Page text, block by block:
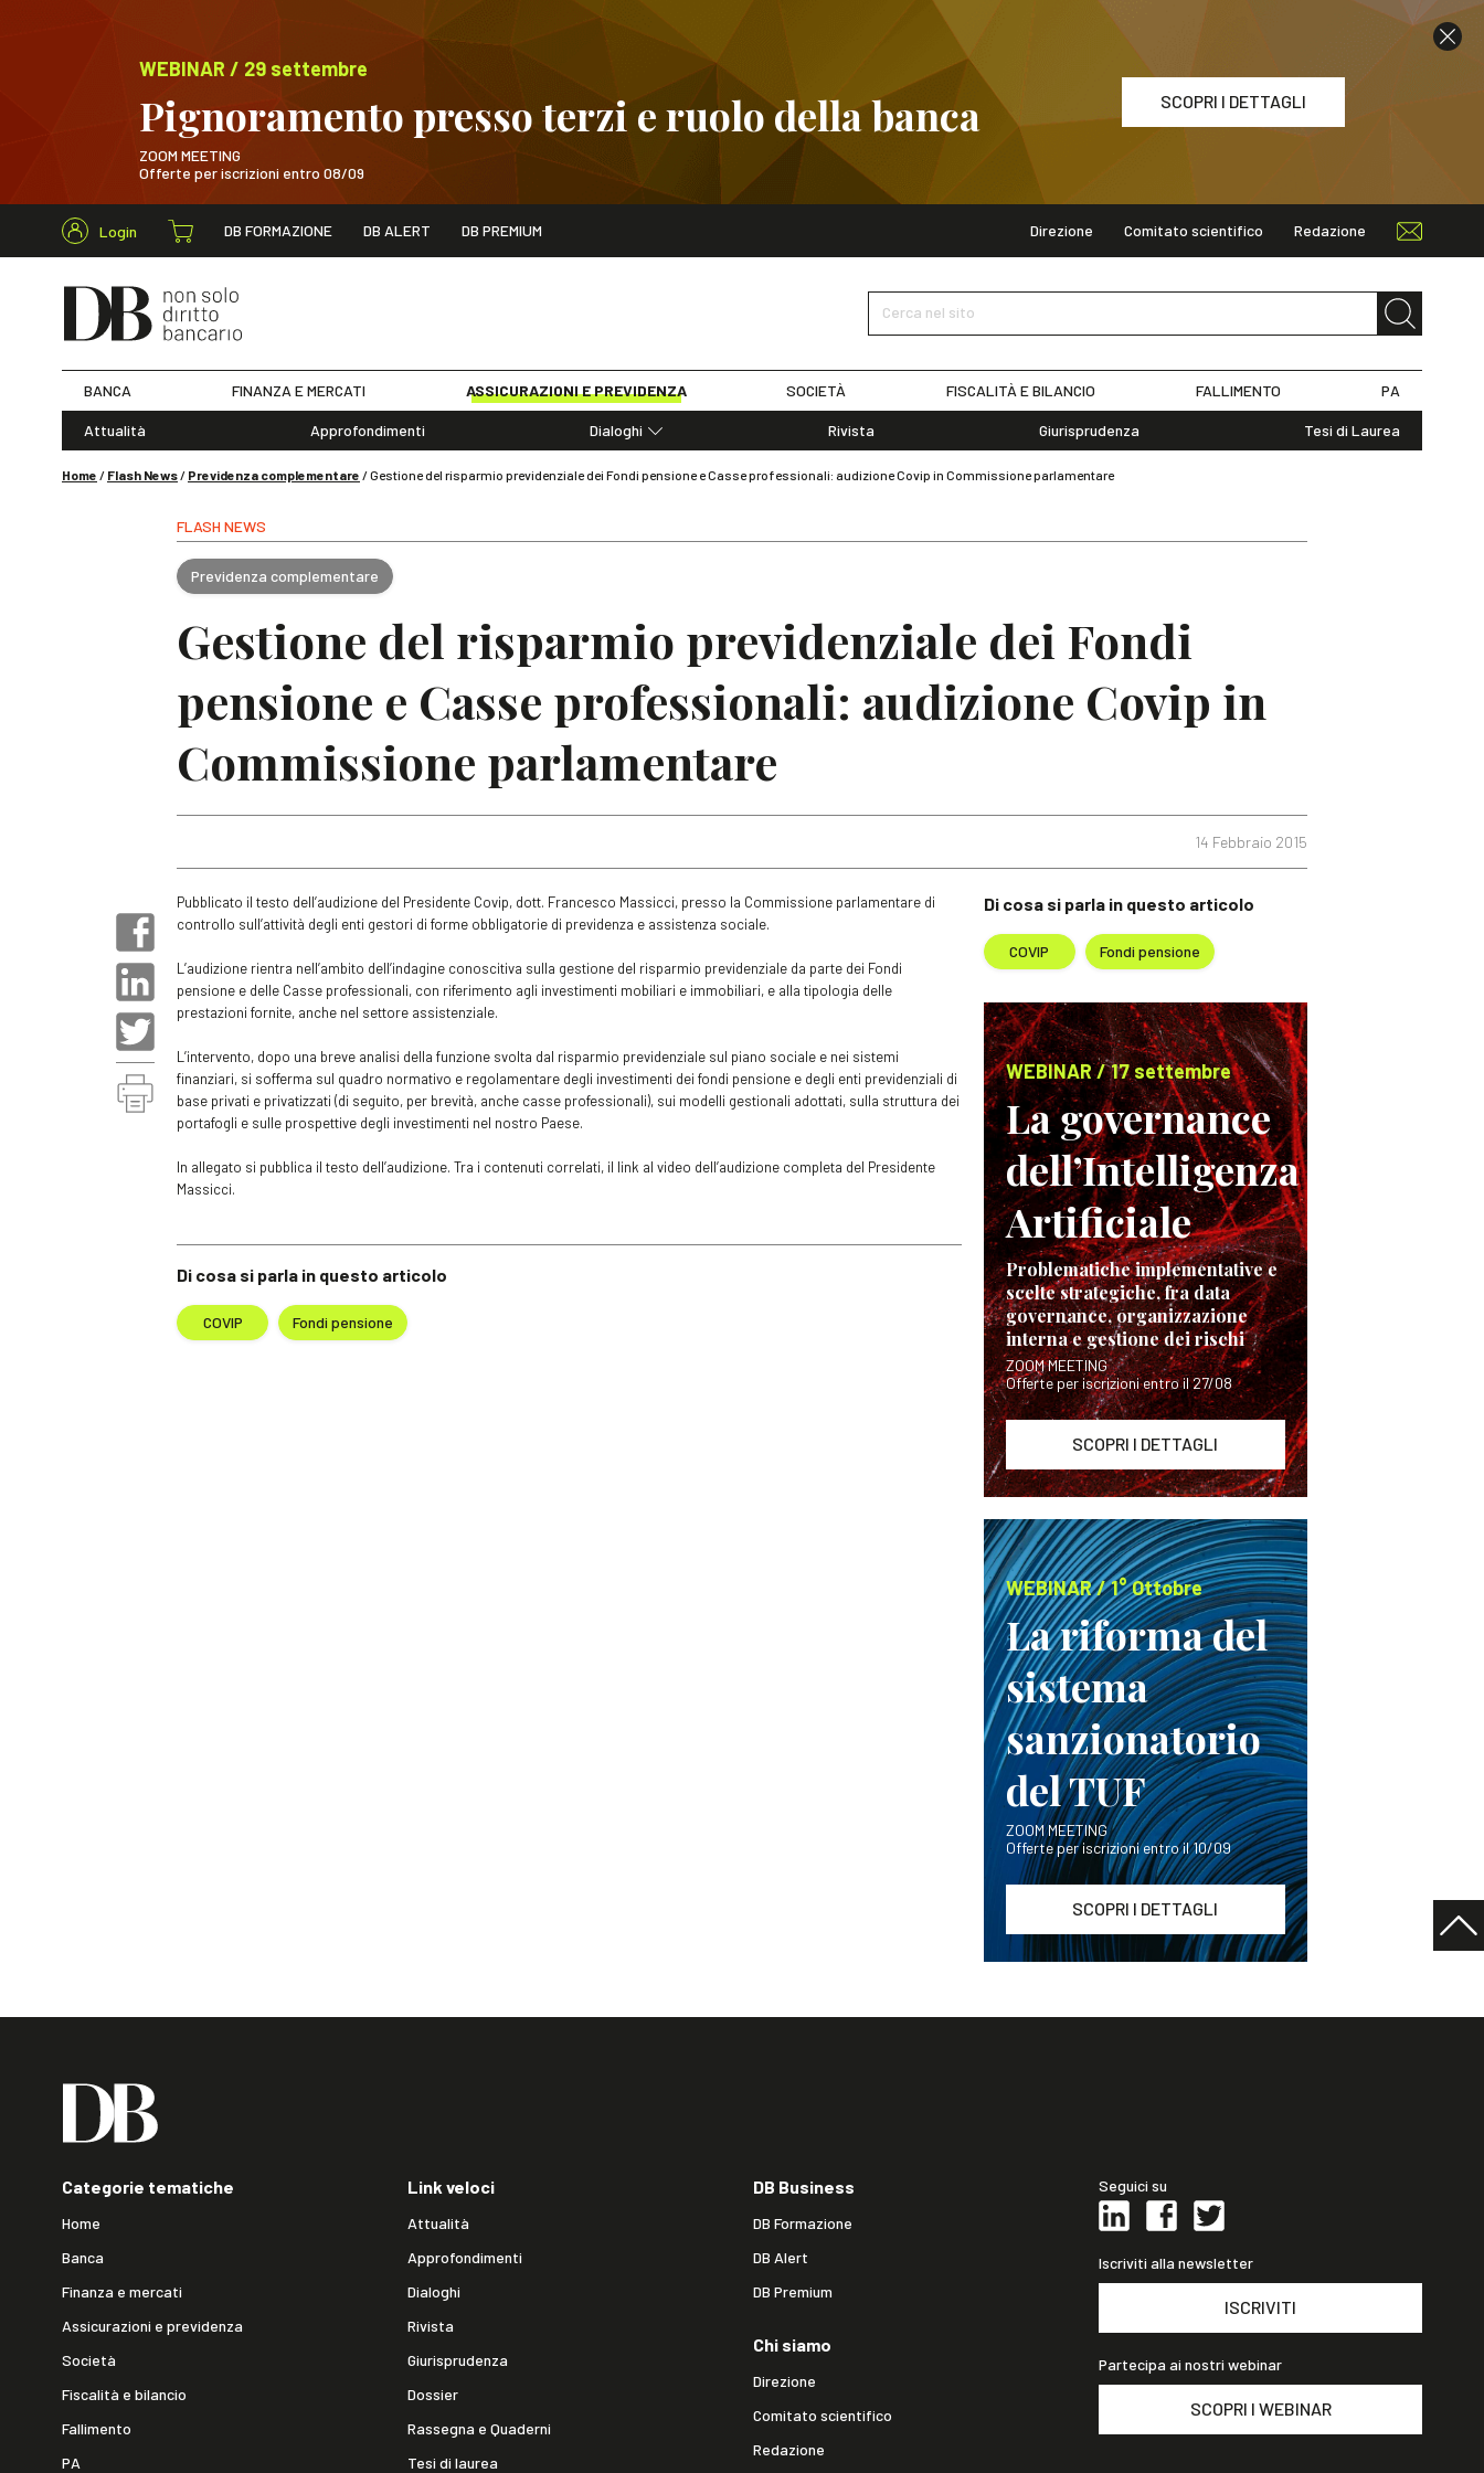
WEBINAR / 29 settembre
Pignoramento presso terzi e ruolo della banca
ZOOM MEETING
Offerte per iscrizioni entro 08/09
SCOPRI I DETTAGLI
WEBINAR / 29 settembre SCOPRI I DETTAGLI
Login DB FORMAZIONE DB ALERT DB PREMIUM Direzione Comitato scientifico Redazione
Cerca nel sito
Cerca nel sito
BANCA FINANZA E MERCATI ASSICURAZIONI E PREVIDENZA SOCIETÀ FISCALITÀ E BILANCIO FALLIMENTO PA
Attualità Approfondimenti
Dialoghi
Rivista Giurisprudenza Tesi di Laurea
Home / Flash News/ Previdenza complementare /Gestione del risparmio previdenziale dei Fondi pensione e Casse professionali: audizione Covip in Commissione parlamentare
FLASH NEWS
Previdenza complementare
Gestione del risparmio previdenziale dei Fondi
pensione e Casse professionali: audizione Covip in
Commissione parlamentare
14 Febbraio 2015
Di cosa si parla in questo articolo
COVIP Fondi pensione
Pubblicato il testo dell’audizione del Presidente Covip, dott. Francesco Massicci, presso la Commissione parlamentare di
controllo sull’attività degli enti gestori di forme obbligatorie di previdenza e assistenza sociale.
L’audizione rientra nell’ambito dell’indagine conoscitiva sulla gestione del risparmio previdenziale da parte dei Fondi
pensione e delle Casse professionali, con riferimento agli investimenti mobiliari e immobiliari, e alla tipologia delle
prestazioni fornite, anche nel settore assistenziale.
L’intervento, dopo una breve analisi della funzione svolta dal risparmio previdenziale sul piano sociale e nei sistemi
finanziari, si sofferma sul quadro normativo e regolamentare degli investimenti dei fondi pensione e degli enti previdenziali di
base privati e privatizzati (di seguito, per brevità, anche casse professionali), sui modelli gestionali adottati, sulla struttura dei
portafogli e sulle prospettive degli investimenti nel nostro Paese.
In allegato si pubblica il testo dell’audizione. Tra i contenuti correlati, il link al video dell’audizione completa del Presidente
Massicci.
Di cosa si parla in questo articolo
COVIP Fondi pensione
WEBINAR / 17 settembre
La governance
dell’Intelligenza
Artificiale
Problematiche implementative e
scelte strategiche, fra data
governance, organizzazione
interna e gestione dei rischi
ZOOM MEETING
Offerte per iscrizioni entro il 27/08
SCOPRI I DETTAGLI
WEBINAR / 1° Ottobre
La riforma del
sistema
sanzionatorio
del TUF
ZOOM MEETING
Offerte per iscrizioni entro il 10/09
SCOPRI I DETTAGLI
Categorie tematiche
Home
Banca
Finanza e mercati
Assicurazioni e previdenza
Società
Fiscalità e bilancio
Fallimento
PA
Link veloci
Attualità
Approfondimenti
Dialoghi
Rivista
Giurisprudenza
Dossier
Rassegna e Quaderni
Tesi di laurea
DB Business
DB Formazione
DB Alert
DB Premium
Chi siamo
Direzione
Comitato scientifico
Redazione
Seguici su
Iscriviti alla newsletter
ISCRIVITI
Partecipa ai nostri webinar
SCOPRI I WEBINAR